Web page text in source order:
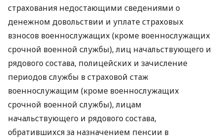
страхования недостающими сведениями о
денежном довольствии и уплате страховых
взносов военнослужащих (кроме военнослужащих
срочной военной службы), лиц начальствующего и
рядового состава, полицейских и зачисление
периодов службы в страховой стаж
военнослужащим (кроме военнослужащих
срочной военной службы), лицам
начальствующего и рядового состава,
обратившихся за назначением пенсии в